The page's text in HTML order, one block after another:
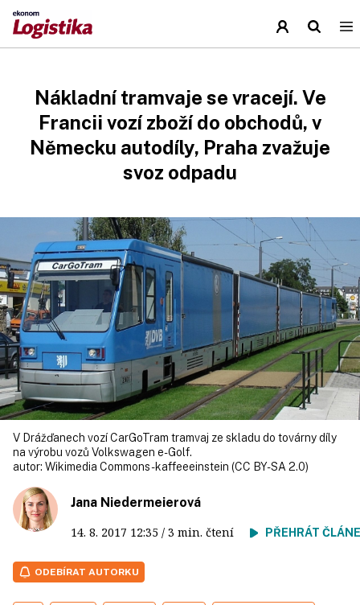
Nákladní tramvaje se vracejí. Ve
Francii vozí zboží do obchodů, v
Německu autodíly, Praha zvažuje
svoz odpadu
V Drážďanech vozí CarGoTram tramvaj ze skladu do továrny díly
na výrobu vozů Volkswagen e-Golf.
autor: Wikimedia Commons - kaffeeeinstein (CC BY-SA 2.0)
Jana Niedermeierová
14. 8. 2017 12:35 / 3 min. čtení PŘEHRÁT
ODEBÍRAT AUTORKU